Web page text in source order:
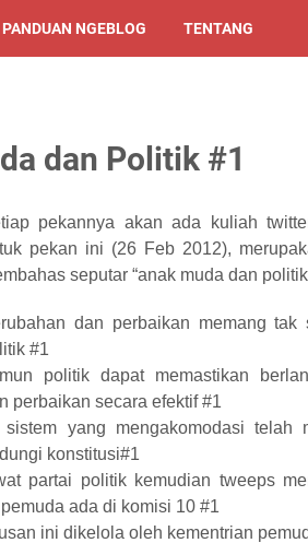
PANDUAN NGEBLOG TENTANG
dan Politik #1
pekannya akan ada kuliah
pekan ini (26 Feb 2012),
seputar “anak muda dan
dan perbaikan memang tak
#1
politik dapat memastikan
perbaikan secara efektif #1
yang mengakomodasi telah
konstitusi#1
partai politik kemudian tweeps
ada di komisi 10 #1
ini dikelola oleh kementrian